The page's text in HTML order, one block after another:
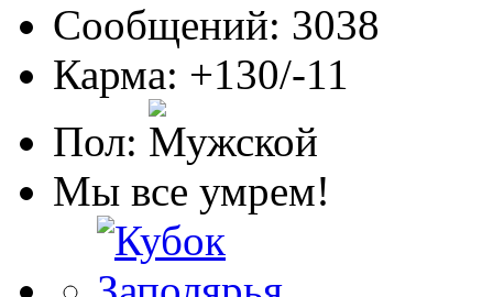
Сообщений: 3038
Карма: +130/-11
Пол:
Мы все умрем!